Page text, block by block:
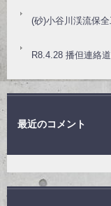
(砂)小谷川渓流保全
R8.4.28 播但連絡
最近のコメント